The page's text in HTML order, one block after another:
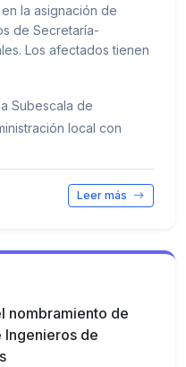
la asignación de
de Secretaría-
Los afectados tienen
Subescala de
local con
Leer más
nombramiento de
de